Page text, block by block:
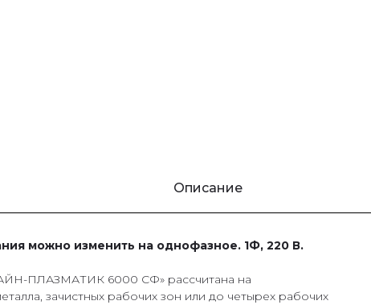
Описание
можно изменить на однофазное. 1Ф, 220 В.
ПЛАЗМАТИК 6000 СФ» рассчитана на
зачистных рабочих зон или до четырех рабочих